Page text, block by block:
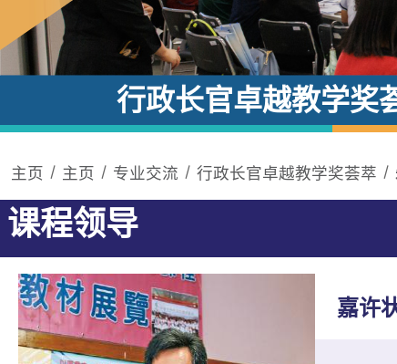
行政长官卓越教学奖
主页 主页 专业交流 行政长官卓越教学奖荟萃
课程领导
嘉许